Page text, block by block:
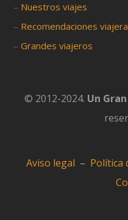
– Nuestros viajes
– Recomendaciones
–Grandes viajeros
© 2012-2024. Un
Aviso legal – Política